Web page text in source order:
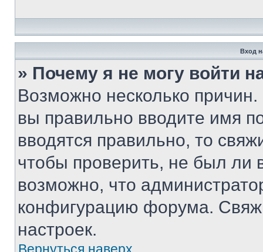
Вход
» Почему я не могу войти
Возможно несколько
вы правильно вводите имя
вводятся правильно, то
чтобы проверить, не был ли
возможно, что
конфигурацию форума.
настроек.